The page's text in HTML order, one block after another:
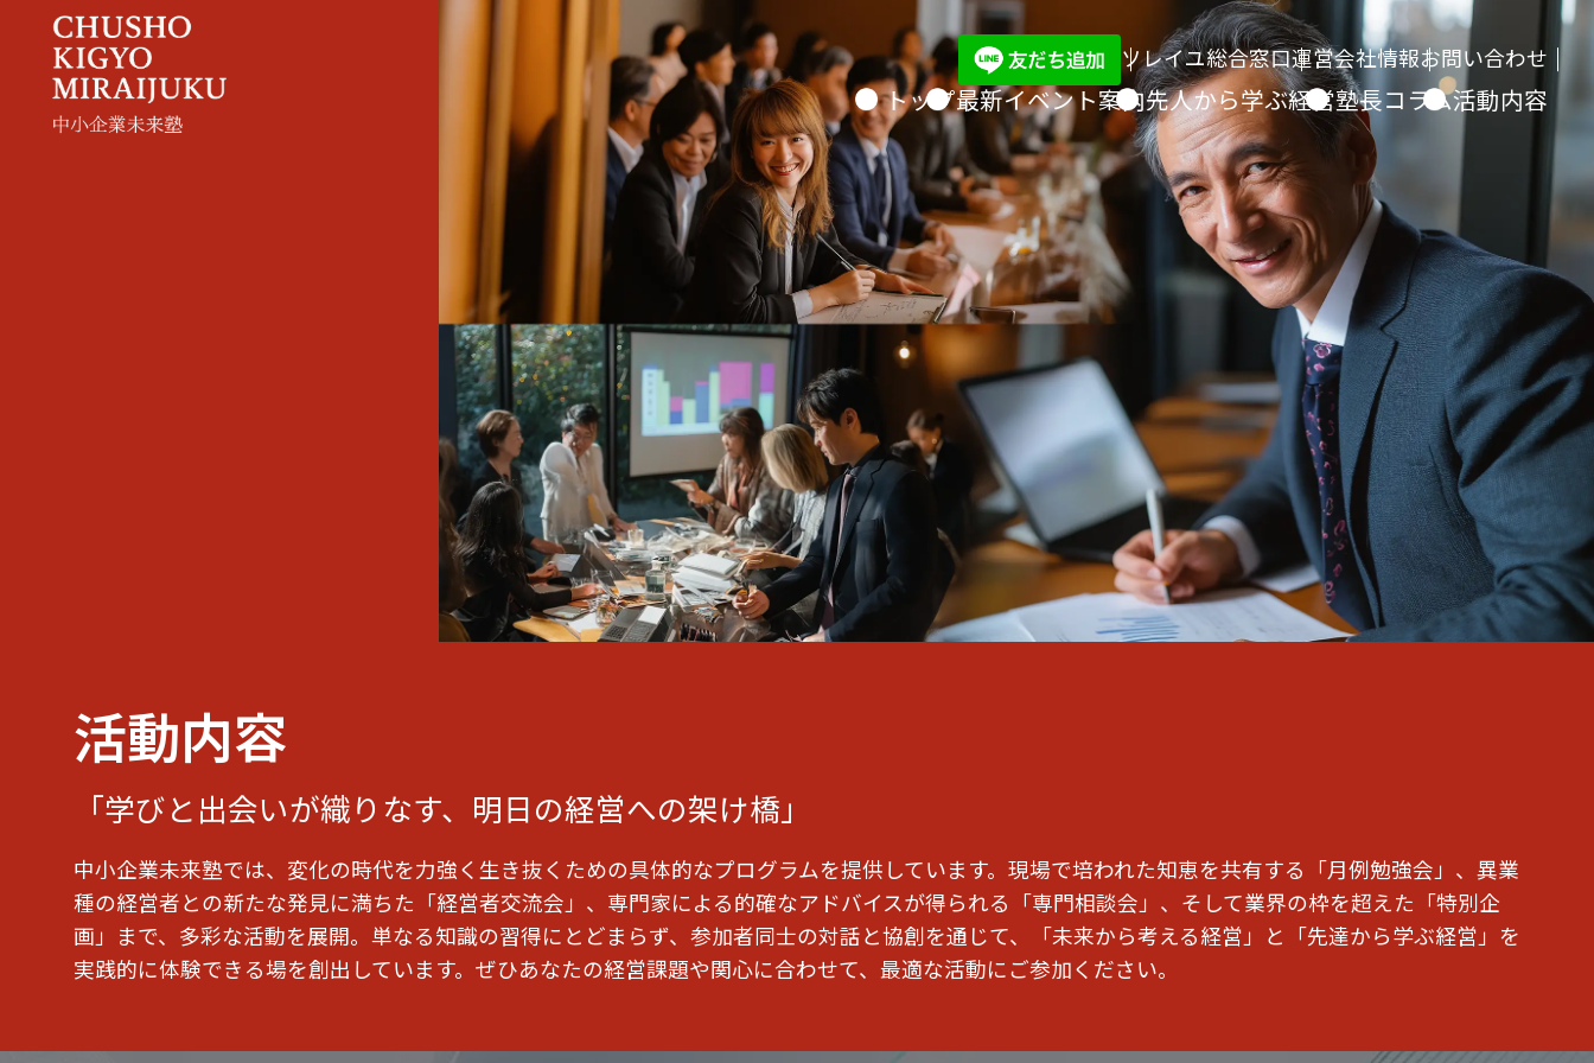
ソレイユ総合窓口運営会社情報お問い合わせ
トップ最新イベント案内先人から学ぶ経営塾長コラム活動内容
活動内容
「学びと出会いが織りなす、明日の経営への架け橋」
中小企業未来塾では、変化の時代を力強く生き抜くための具体的なプログラムを提供しています。現場で培われた知恵を共有する「月例勉強会」、異業
種の経営者との新たな発見に満ちた「経営者交流会」、専門家による的確なアドバイスが得られる「専門相談会」、そして業界の枠を超えた「特別企
画」まで、多彩な活動を展開。単なる知識の習得にとどまらず、参加者同士の対話と協創を通じて、「未来から考える経営」と「先達から学ぶ経営」を
実践的に体験できる場を創出しています。ぜひあなたの経営課題や関心に合わせて、最適な活動にご参加ください。